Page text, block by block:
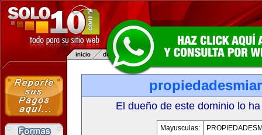
El dueño de este dominio lo
Mayusculas: